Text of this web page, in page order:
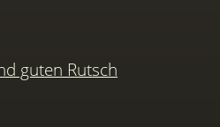
guten Rutsch